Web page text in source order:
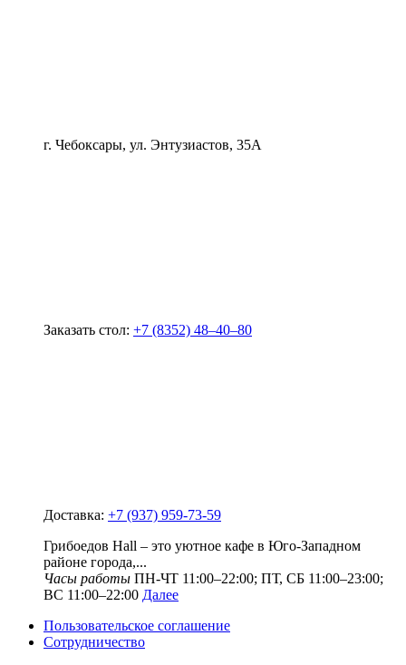
г. Чебоксары, ул. Энтузиастов, 35А
Заказать стол: +7 (8352) 48‒40‒80
Доставка: +7 (937) 959-73-59
Грибоедов Hall – это уютное кафе в Юго-Западном
районе города,...
Часы работы ПН-ЧТ 11:00–22:00; ПТ, СБ 11:00–23:00;
ВС 11:00–22:00 Далее
Пользовательское соглашение
Сотрудничество